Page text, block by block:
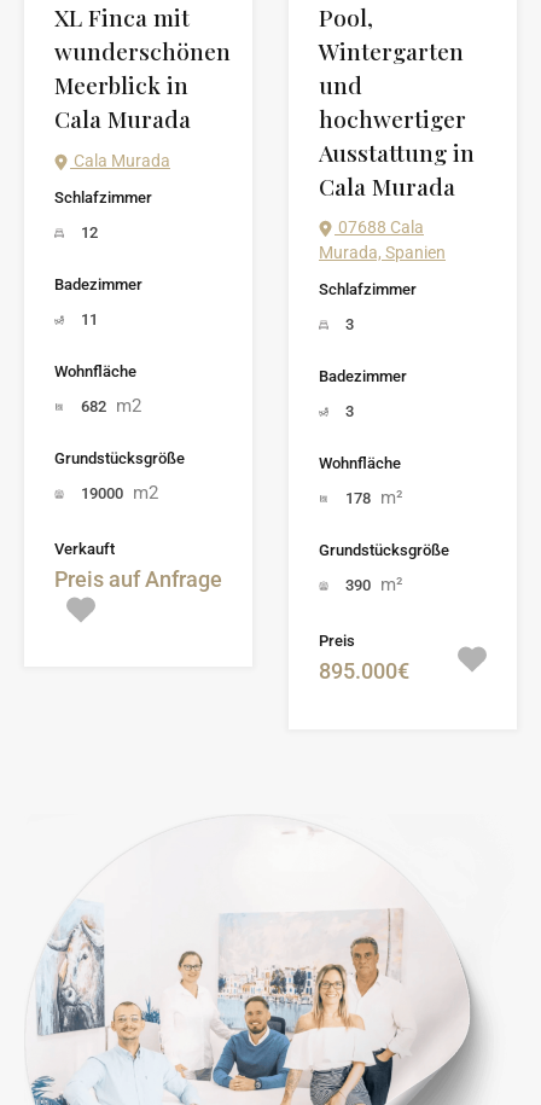
XL Finca mit
wunderschönen
Meerblick in
Cala Murada
Cala Murada
Schlafzimmer
12
Badezimmer
11
Wohnfläche
682 m2
Grundstücksgröße
19000 m2
Verkauft
Preis auf Anfrage
Pool,
Wintergarten
und
hochwertiger
Ausstattung in
Cala Murada
07688 Cala
Murada, Spanien
Schlafzimmer
3
Badezimmer
3
Wohnfläche
178 m²
Grundstücksgröße
390 m²
Preis
895.000€